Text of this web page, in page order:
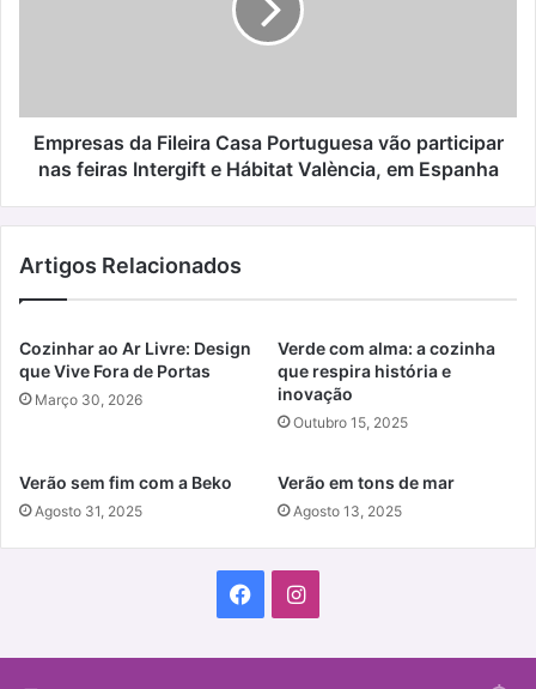
feiras
Intergift
Espanha
Empresas da Fileira Casa Portuguesa vão participar
nas feiras Intergift e Hábitat València, em Espanha
Artigos Relacionados
Cozinhar ao Ar Livre: Design
que Vive Fora de Portas
Março 30, 2026
Verde com alma: a cozinha
que respira história e
inovação
Outubro 15, 2025
Verão sem fim com a Beko
Agosto 31, 2025
Verão em tons de mar
Agosto 13, 2025
FacebookInstagram